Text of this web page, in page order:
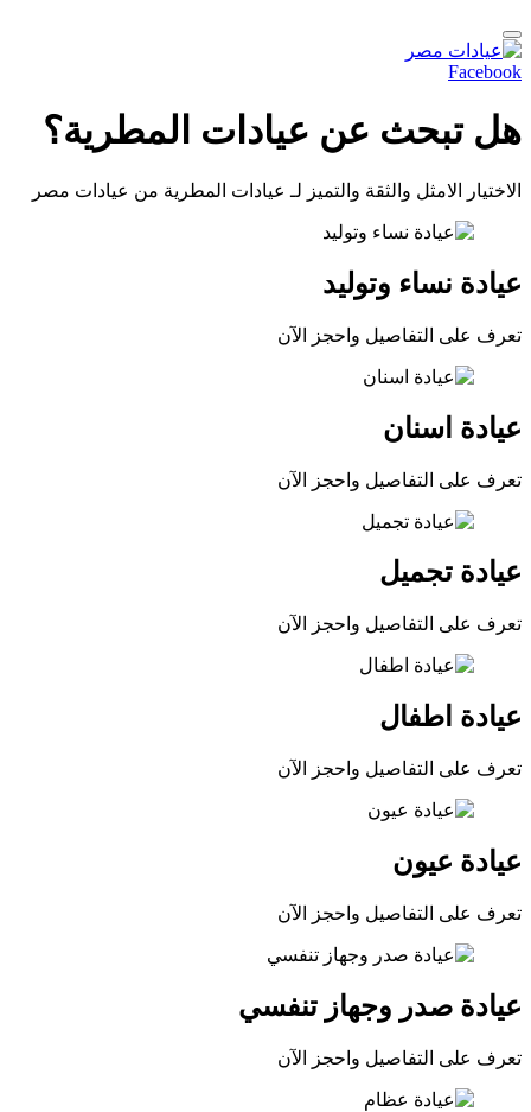
Facebook
هل تبحث عن عيادات المطرية؟
الاختيار الامثل والثقة والتميز لـ عيادات المطرية من عيادات مصر
عيادة نساء وتوليد
تعرف على التفاصيل واحجز الآن
عيادة اسنان
تعرف على التفاصيل واحجز الآن
عيادة تجميل
تعرف على التفاصيل واحجز الآن
عيادة اطفال
تعرف على التفاصيل واحجز الآن
عيادة عيون
تعرف على التفاصيل واحجز الآن
عيادة صدر وجهاز تنفسي
تعرف على التفاصيل واحجز الآن